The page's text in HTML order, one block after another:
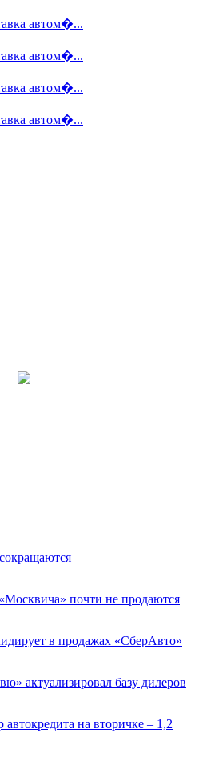
автом�...
автом�...
автом�...
автом�...
почти не продаются
в продажах «СберАвто»
актуализировал базу дилеров
на вторичке – 1,2